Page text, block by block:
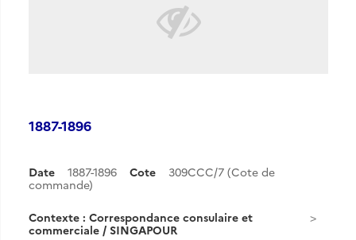
1887-1896
Date 1887-1896 Cote
309CCC/7 (Cote de
commande)
Contexte : Correspondance consulaire et
commerciale / SINGAPOUR